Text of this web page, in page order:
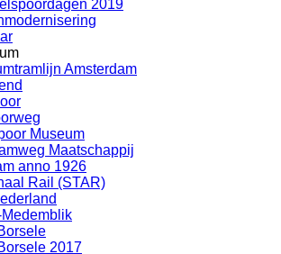
2019
Amsterdam
Museum
Maatschappij
anno 1926
Rail (STAR)
2017